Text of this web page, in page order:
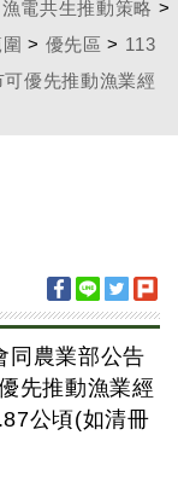
漁電共生推動策略 >
> 優先區 > 113
優先推動漁業經
同農業部公告
先推動漁業經
公頃(如清冊